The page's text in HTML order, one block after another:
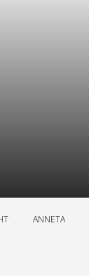
ANNETA